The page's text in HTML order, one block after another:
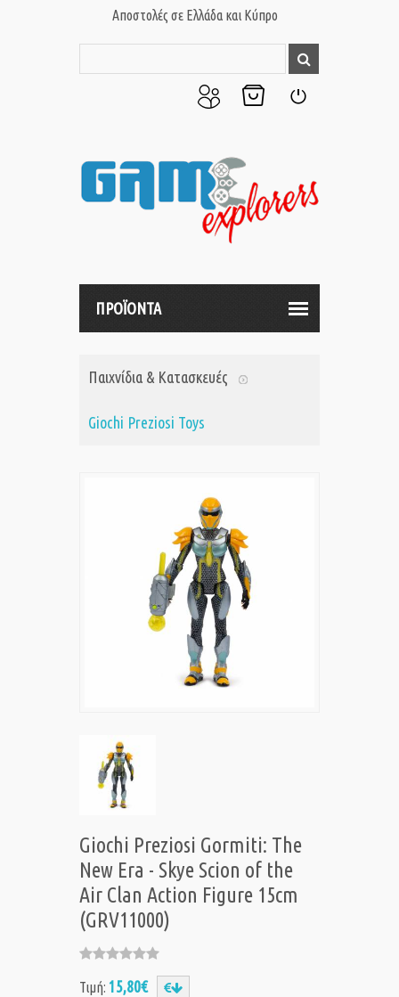
Αποστολές σε Ελλάδα και Κύπρο
μου
ΠΡΟΪΟΝΤΑ
Παιχνίδια & Κατασκευές
Giochi Preziosi Toys
Giochi Preziosi Gormiti: The
New Era - Skye Scion of the
Air Clan Action Figure 15cm
(GRV11000)
Τιμή: 15,80€